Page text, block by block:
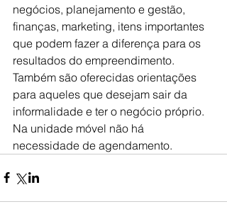
negócios, planejamento e gestão,
finanças, marketing, itens importantes
que podem fazer a diferença para os
resultados do empreendimento.
Também são oferecidas orientações
para aqueles que desejam sair da
informalidade e ter o negócio próprio.
Na unidade móvel não há
necessidade de agendamento.